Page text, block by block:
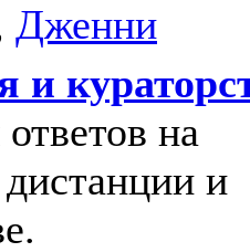
Дженни
и
на
и